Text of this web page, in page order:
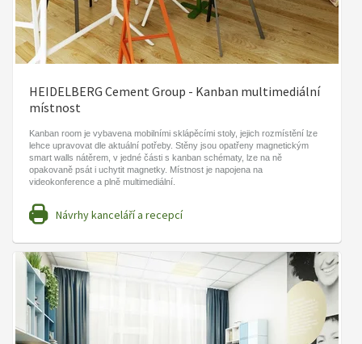
HEIDELBERG Cement Group - Kanban multimediální
místnost
Kanban room je vybavena mobilními sklápěcími stoly, jejich rozmístění lze
lehce upravovat dle aktuální potřeby. Stěny jsou opatřeny magnetickým
smart walls nátěrem, v jedné části s kanban schématy, lze na ně
opakovaně psát i uchytit magnetky. Místnost je napojena na
videokonference a plně multimediální.
Návrhy kanceláří a recepcí